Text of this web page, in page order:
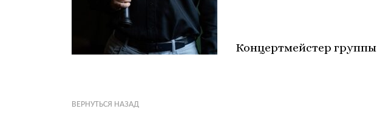
Концертмейстер группы
ВЕРНУТЬСЯ НАЗАД